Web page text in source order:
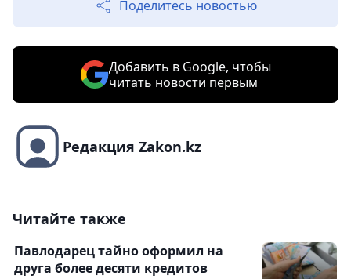
Поделитесь новостью
Добавить в Google, чтобы
читать новости первым
Редакция Zakon.kz
Читайте также
Павлодарец тайно оформил на
друга более десяти кредитов